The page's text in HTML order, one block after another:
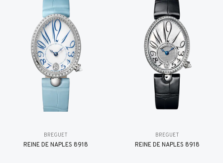
BREGUET
REINE DE NAPLES 8918
BREGUET
REINE DE NAPLES 8918